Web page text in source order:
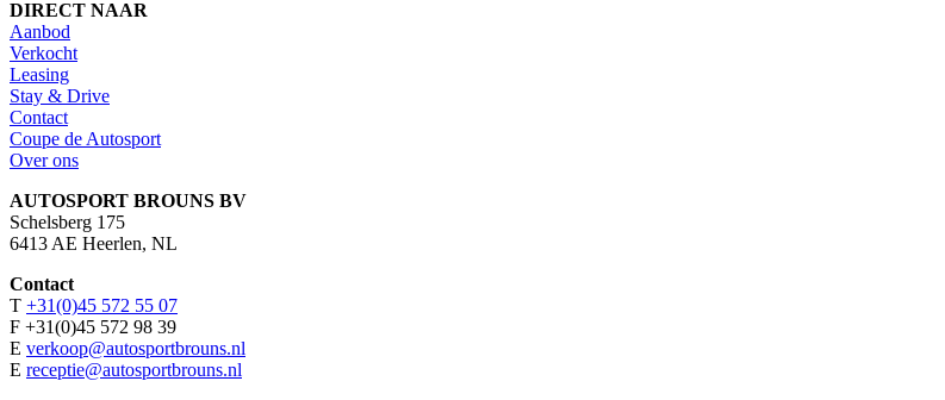
DIRECT NAAR
Aanbod
Verkocht
Leasing
Stay & Drive
Contact
Coupe de Autosport
Over ons
AUTOSPORT BROUNS BV
Schelsberg 175
6413 AE Heerlen, NL
Contact
T +31(0)45 572 55 07
F +31(0)45 572 98 39
E verkoop@autosportbrouns.nl
E receptie@autosportbrouns.nl